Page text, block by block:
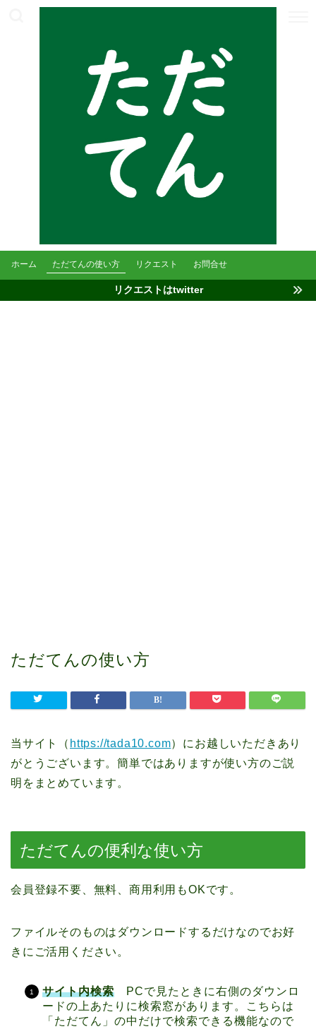
ホーム ただてんの使い方 リクエスト お問合せ
リクエストはtwitter
ただてんの使い方
当サイト（ https://tada10.com）にお越しいただきあり
がとうございます。簡単ではありますが使い方のご説
明をまとめています。
ただてんの便利な使い方
会員登録不要、無料、商用利用もOKです。
ファイルそのものはダウンロードするだけなのでお好
きにご活用ください。
サイト内検索 PCで見たときに右側のダウンロ
ードの上あたりに検索窓があります。こちらは
「ただてん」の中だけで検索できる機能なので